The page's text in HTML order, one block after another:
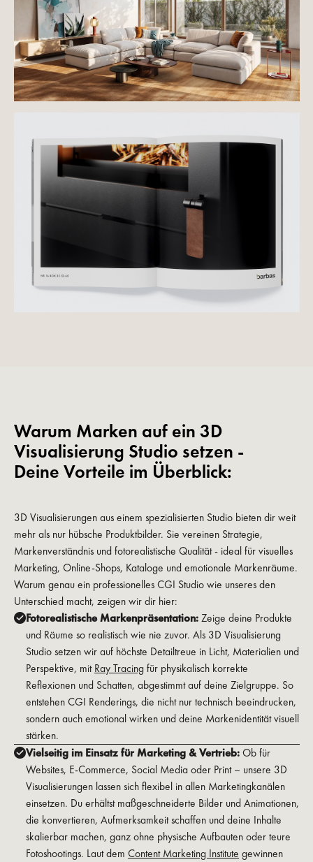
Warum Marken auf ein 3D
Visualisierung Studio setzen -
Deine Vorteile im Überblick:
3D Visualisierungen aus einem spezialisierten Studio bieten dir weit
mehr als nur hübsche Produktbilder. Sie vereinen Strategie,
Markenverständnis und fotorealistische Qualität - ideal für visuelles
Marketing, Online-Shops, Kataloge und emotionale Markenräume.
Warum genau ein professionelles CGI Studio wie unseres den
Unterschied macht, zeigen wir dir hier:
Fotorealistische Markenpräsentation: Zeige deine Produkte
und Räume so realistisch wie nie zuvor. Als 3D Visualisierung
Studio setzen wir auf höchste Detailtreue in Licht, Materialien und
Perspektive, mit Ray Tracing für physikalisch korrekte
Reflexionen und Schatten, abgestimmt auf deine Zielgruppe. So
entstehen CGI Renderings, die nicht nur technisch beeindrucken,
sondern auch emotional wirken und deine Markenidentität visuell
stärken.
Vielseitig im Einsatz für Marketing & Vertrieb:Ob für
Websites, E-Commerce, Social Media oder Print – unsere 3D
Visualisierungen lassen sich flexibel in allen Marketingkanälen
einsetzen. Du erhältst maßgeschneiderte Bilder und Animationen,
die konvertieren, Aufmerksamkeit schaffen und deine Inhalte
skalierbar machen, ganz ohne physische Aufbauten oder teure
Fotoshootings. Laut demContent Marketing Institute gewinnen